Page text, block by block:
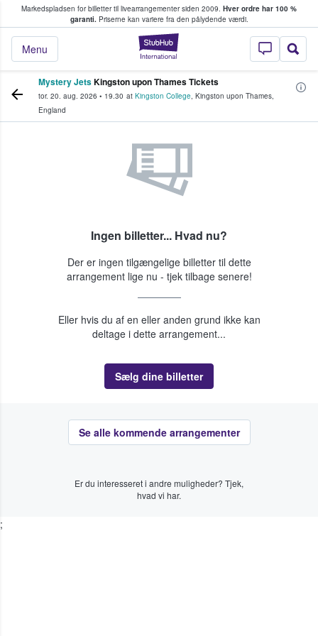
Markedspladsen for billetter til livearrangementer siden 2009. Hver ordre har 100 %
garanti.Priserne kan variere fra den pålydende værdi.
StubHub - Hvor
Menu
køber og sælger billetter
Mystery JetsKingston upon Thames Tickets
tor. 20. aug. 2026 • 19.30 at Kingston College, Kingston upon Thames,
England
Ingen billetter... Hvad nu?
Der er ingen tilgængelige billetter til dette
arrangement lige nu - tjek tilbage senere!
Eller hvis du af en eller anden grund ikke kan
deltage i dette arrangement...
Sælg dine billetter
Se alle kommende arrangementer
Er du interesseret i andre muligheder? Tjek,
hvad vi har.
;